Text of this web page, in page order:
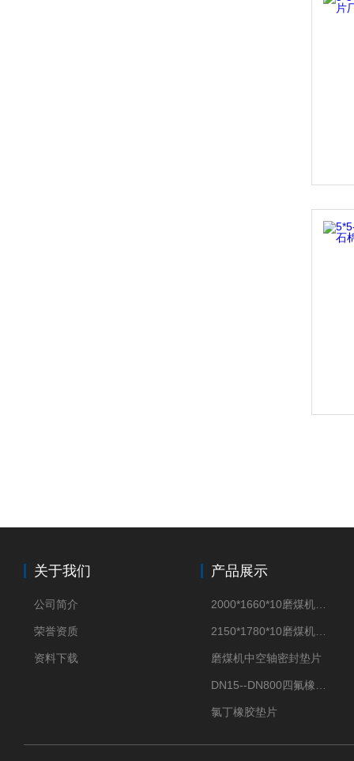
关于我们
公司简介
荣誉资质
资料下载
产品展示
磨煤机中空轴密封垫片
氯丁橡胶垫片